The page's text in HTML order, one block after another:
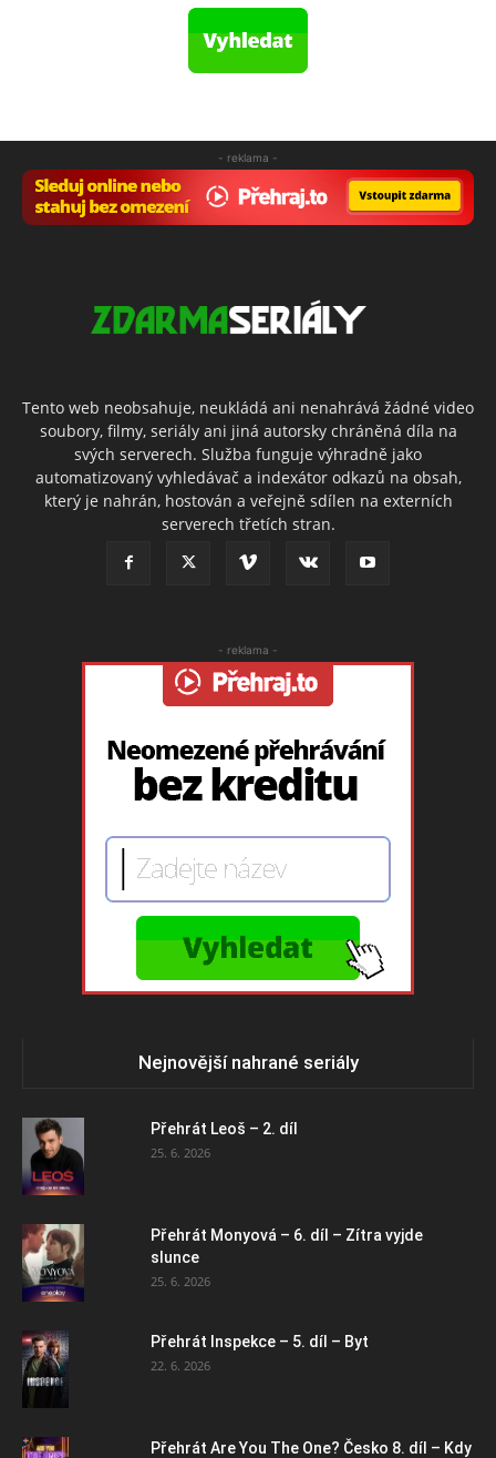
- reklama -
Tento web neobsahuje, neukládá ani nenahrává žádné video
soubory, filmy, seriály ani jiná autorsky chráněná díla na
svých serverech. Služba funguje výhradně jako
automatizovaný vyhledávač a indexátor odkazů na obsah,
který je nahrán, hostován a veřejně sdílen na externích
serverech třetích stran.
- reklama -
Nejnovější nahrané seriály
Přehrát Leoš – 2. díl
25. 6. 2026
Přehrát Monyová – 6. díl – Zítra vyjde
slunce
25. 6. 2026
Přehrát Inspekce – 5. díl – Byt
22. 6. 2026
Přehrát Are You The One? Česko 8. díl – Kdy